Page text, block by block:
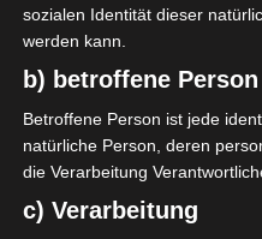
Für die Nutzung von
Gordon House, Barrow
benötigen wir laut DSGVO
Google Adsense
verarbeitet und
Sie bitte den
Google Adsenseist
sozialen Identität dieser
werden kann.
b) betroffene Person
Betroffene Person ist jede
natürliche Person, deren
die Verarbeitung
c) Verarbeitung